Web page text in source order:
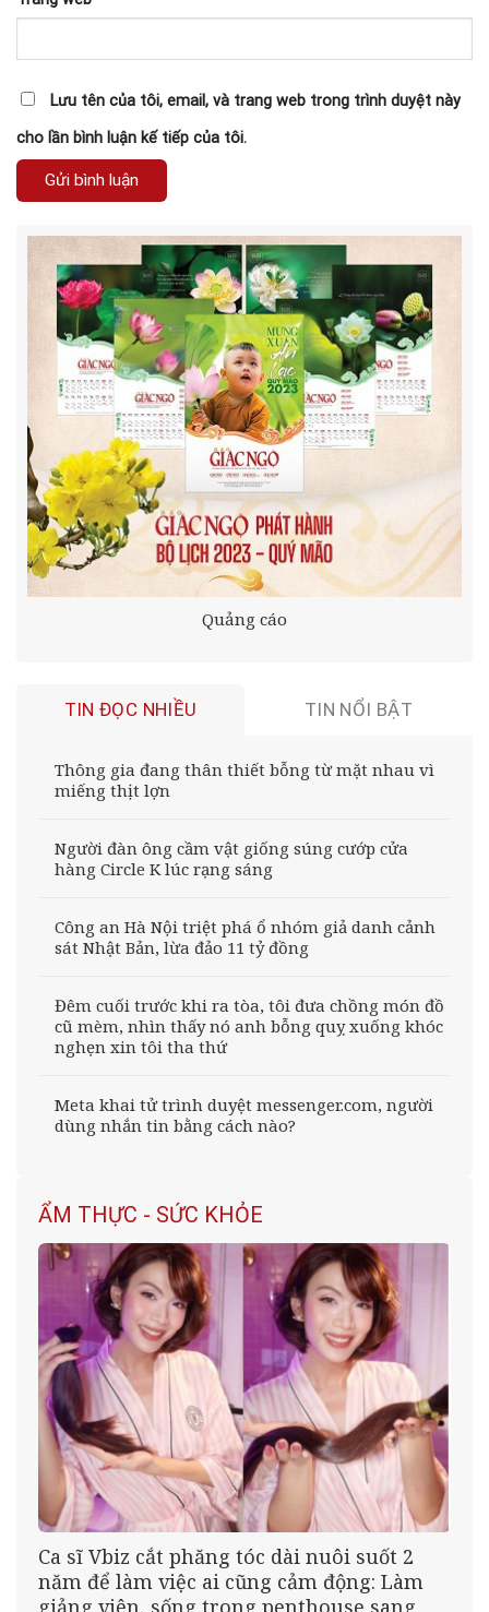
Lưu tên của tôi, email, và trang web trong trình duyệt này
cho lần bình luận kế tiếp của tôi.
Quảng cáo
TIN ĐỌC NHIỀU TIN NỔI BẬT
Thông gia đang thân thiết bỗng từ mặt nhau vì
miếng thịt lợn
Người đàn ông cầm vật giống súng cướp cửa
hàng Circle K lúc rạng sáng
Công an Hà Nội triệt phá ổ nhóm giả danh cảnh
sát Nhật Bản, lừa đảo 11 tỷ đồng
Đêm cuối trước khi ra tòa, tôi đưa chồng món đồ
cũ mèm, nhìn thấy nó anh bỗng quỵ xuống khóc
nghẹn xin tôi tha thứ
Meta khai tử trình duyệt messenger.com, người
dùng nhắn tin bằng cách nào?
ẨM THỰC - SỨC KHỎE
Ca sĩ Vbiz cắt phăng tóc dài nuôi suốt 2
năm để làm việc ai cũng cảm động: Làm